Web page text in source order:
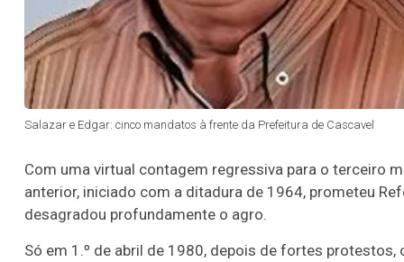
Salazar e Edgar: cinco mandatos à frente da Prefeitura de Cascavel
Com uma virtual contagem regressiva para o terceiro
anterior, iniciado com a ditadura de 1964, prometeu
desagradou profundamente o agro.
Só em 1.º de abril de 1980, depois de fortes